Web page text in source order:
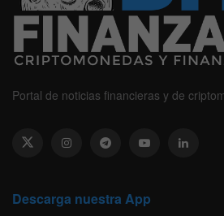
Portal de noticias financieras y de
Descarga nuestra App